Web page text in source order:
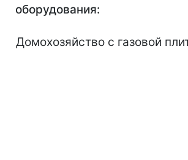
оборудования:
Домохозяйство с газовой